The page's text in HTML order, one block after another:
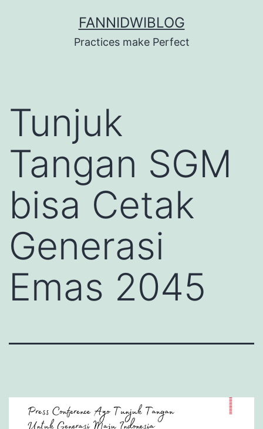
FANNIDWIBLOG
Practices make Perfect
Tunjuk
Tangan SGM
bisa Cetak
Generasi
Emas 2045